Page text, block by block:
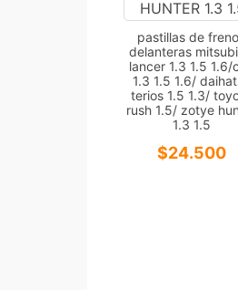
pastillas de
delanteras
lancer 1.3 1.5 1.6/
1.3 1.5 1.6/
terios 1.5 1.3/
rush 1.5/ zotye
1.3 1.5
$24.500